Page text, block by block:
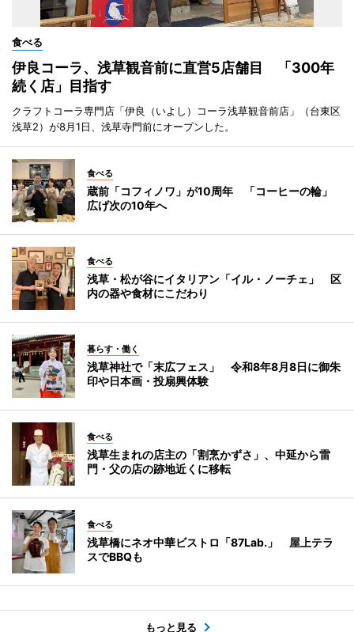
食べる
伊良コーラ、浅草観音前に直営5店舗目 「300年
続く店」目指す
クラフトコーラ専門店「伊良（いよし）コーラ浅草観音前店」（台東区
浅草2）が8月1日、浅草寺門前にオープンした。
食べる
蔵前「コフィノワ」が10周年 「コーヒーの輪」
広げ次の10年へ
食べる
浅草・松が谷にイタリアン「イル・ノーチェ」 区
内の器や食材にこだわり
暮らす・働く
浅草神社で「末広フェス」 令和8年8月8日に御朱
印や日本画・投扇興体験
食べる
浅草生まれの店主の「割烹かずさ」、中延から雷
門・父の店の跡地近くに移転
食べる
浅草橋にネオ中華ビストロ「87Lab.」 屋上テラ
スでBBQも
もっと見る